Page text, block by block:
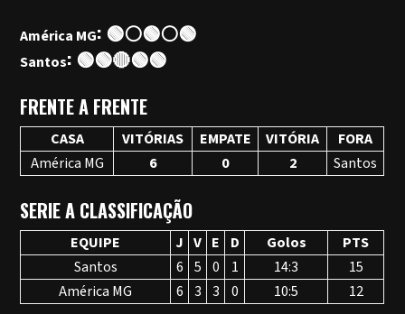
América MG: 🟢⚪🟢⚪🟢
Santos: 🟢🟢🔴🟢🟢
FRENTE A FRENTE
CASA VITÓRIAS EMPATE VITÓRIA
FORA
América MG
6 0 2 Santos
SERIE A CLASSIFICAÇÃO
EQUIPE J V E D Golos
PTS
Santos
6 5 0 1 14:3
15
América MG
6 3 3 0 10:5 12